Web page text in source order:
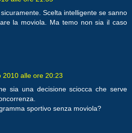
Scelta intelligente se sanno
la moviola. Ma temo non sia il caso
2010 alle ore 20:23
sia una decisione sciocca che serve
sportivo senza moviola?